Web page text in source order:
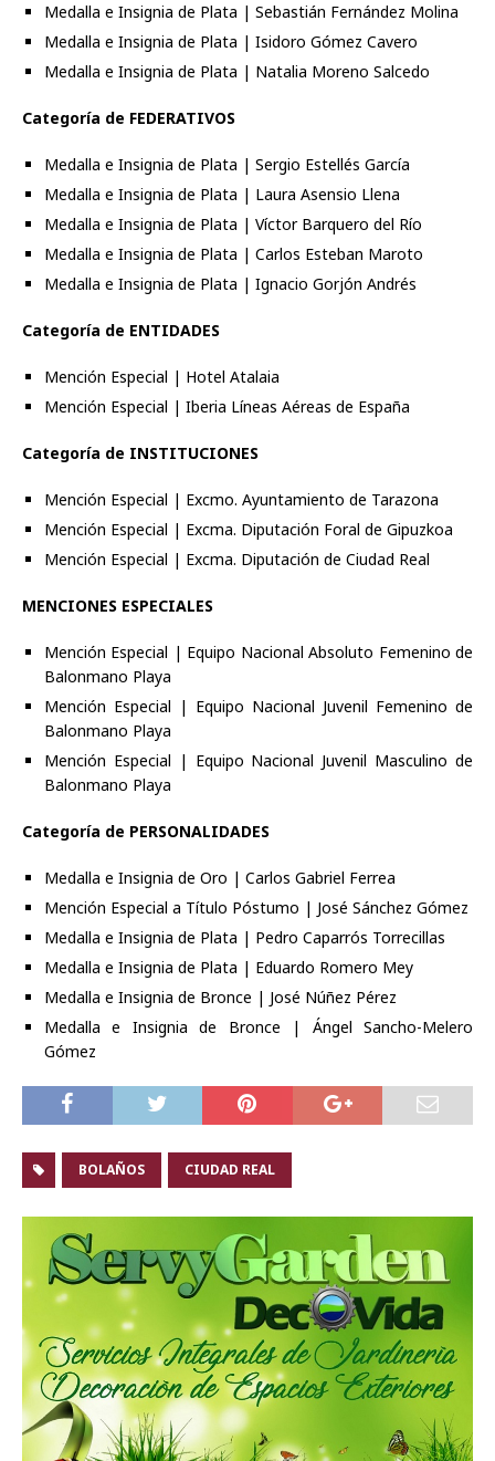
Medalla e Insignia de Plata | Sebastián Fernández Molina
Medalla e Insignia de Plata | Isidoro Gómez Cavero
Medalla e Insignia de Plata | Natalia Moreno Salcedo
Categoría de FEDERATIVOS
Medalla e Insignia de Plata | Sergio Estellés García
Medalla e Insignia de Plata | Laura Asensio Llena
Medalla e Insignia de Plata | Víctor Barquero del Río
Medalla e Insignia de Plata | Carlos Esteban Maroto
Medalla e Insignia de Plata | Ignacio Gorjón Andrés
Categoría de ENTIDADES
Mención Especial | Hotel Atalaia
Mención Especial | Iberia Líneas Aéreas de España
Categoría de INSTITUCIONES
Mención Especial | Excmo. Ayuntamiento de Tarazona
Mención Especial | Excma. Diputación Foral de Gipuzkoa
Mención Especial | Excma. Diputación de Ciudad Real
MENCIONES ESPECIALES
Mención Especial | Equipo Nacional Absoluto Femenino de
Balonmano Playa
Mención Especial | Equipo Nacional Juvenil Femenino de
Balonmano Playa
Mención Especial | Equipo Nacional Juvenil Masculino de
Balonmano Playa
Categoría de PERSONALIDADES
Medalla e Insignia de Oro | Carlos Gabriel Ferrea
Mención Especial a Título Póstumo | José Sánchez Gómez
Medalla e Insignia de Plata | Pedro Caparrós Torrecillas
Medalla e Insignia de Plata | Eduardo Romero Mey
Medalla e Insignia de Bronce | José Núñez Pérez
Medalla e Insignia de Bronce | Ángel Sancho-Melero
Gómez
BOLAÑOS CIUDAD REAL